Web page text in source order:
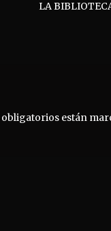
LA
están